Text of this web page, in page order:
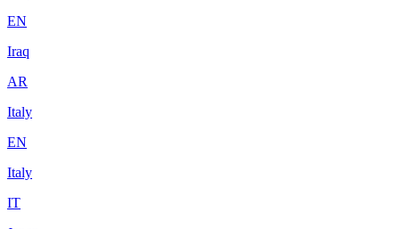
EN
Iraq
AR
Italy
EN
Italy
IT